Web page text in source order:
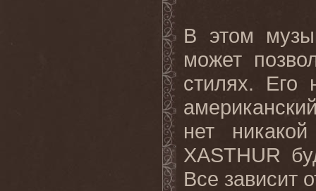
В этом
может
стилях.
нет
XASTHUR
Все зависит